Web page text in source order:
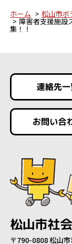
ホーム 松山市ボ
障害者支援施
集！！
連絡先
お問い合
松山市社
〒790-0808 松山